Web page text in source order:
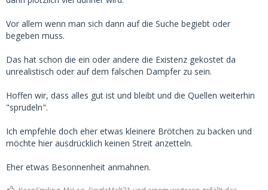
Vor allem wenn man sich dann auf die Suche begiebt oder
begeben muss.
Das hat schon die ein oder andere die Existenz gekostet da
unrealistisch oder auf dem falschen Dampfer zu sein.
Hoffen wir, dass alles gut ist und bleibt und die Quellen weiterhin
"sprudeln".
Ich empfehle doch eher etwas kleinere Brötchen zu backen und
möchte hier ausdrücklich keinen Streit anzetteln.
Eher etwas Besonnenheit anmahnen.